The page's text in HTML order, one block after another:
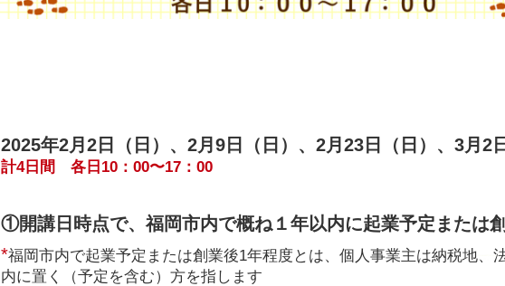
2025年2月2日（日）、2月9日（日）、2月23日（日）、3月2
計4日間 各日10：00〜17：00
①開講日時点で、福岡市内で概ね１年以内に起業予定または
*福岡市内で起業予定または創業後1年程度とは、個人事業主は納税地、
内に置く（予定を含む）方を指します